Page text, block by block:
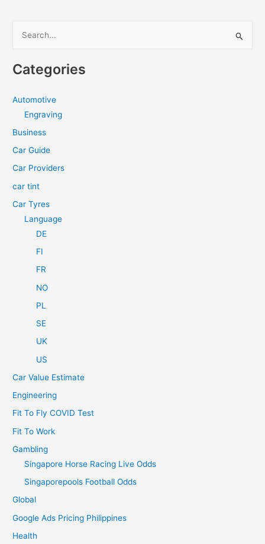
r
r
:
Categories
Automotive
Engraving
Business
Car Guide
Car Providers
car tint
Car Tyres
Language
DE
FI
FR
NO
PL
SE
UK
US
Car Value Estimate
Engineering
Fit To Fly COVID Test
Fit To Work
Gambling
Singapore Horse Racing Live Odds
Singaporepools Football Odds
Global
Google Ads Pricing Philippines
Health